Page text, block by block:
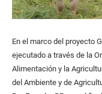
En el marco del proyecto
ejecutado a través de la
Alimentación y la
del Ambiente y de